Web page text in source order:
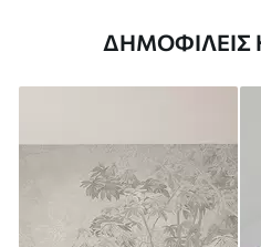
ΔΗΜΟΦΙΛΕΊΣ